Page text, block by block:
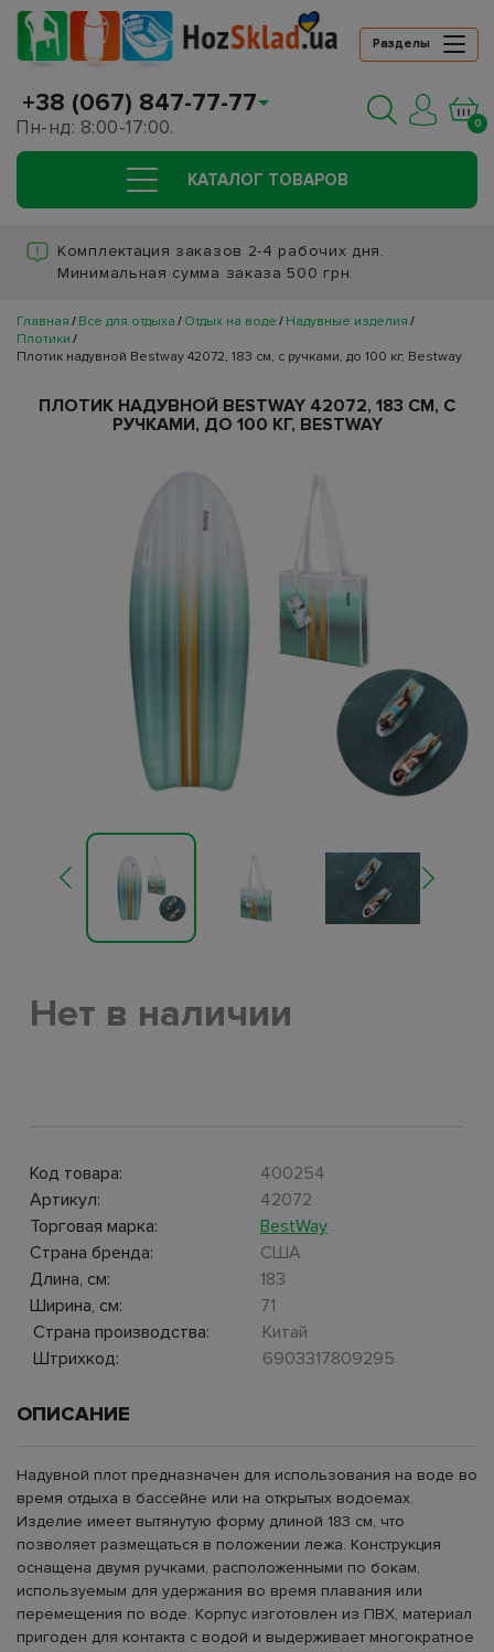
Разделы
+38 (067) 847-77-77
Пн-нд: 8:00-17:00. 0
КАТАЛОГ ТОВАРОВ
Комплектация заказов 2-4 рабочих дня.
Минимальная сумма заказа 500 грн.
Главная Все для отдыха Отдых на воде
Надувные изделия
Плотики
Плотик надувной Bestway 42072, 183 см, с ручками, до 100 кг, Bestway
ПЛОТИК НАДУВНОЙ BESTWAY 42072, 183 СМ, С
РУЧКАМИ, ДО 100 КГ, BESTWAY
Нет в наличии
Код товара:
400254
Артикул:
42072
Торговая марка:
BestWay
Страна бренда:
США
Длина, см:
183
Ширина, см:
71
Страна производства:
Китай
Штрихкод:
6903317809295
ОПИСАНИЕ
Надувной плот предназначен для использования на воде во
время отдыха в бассейне или на открытых водоемах.
Изделие имеет вытянутую форму длиной 183 см, что
позволяет размещаться в положении лежа. Конструкция
оснащена двумя ручками, расположенными по бокам,
используемым для удержания во время плавания или
перемещения по воде. Корпус изготовлен из ПВХ, материал
пригоден для контакта с водой и выдерживает многократное